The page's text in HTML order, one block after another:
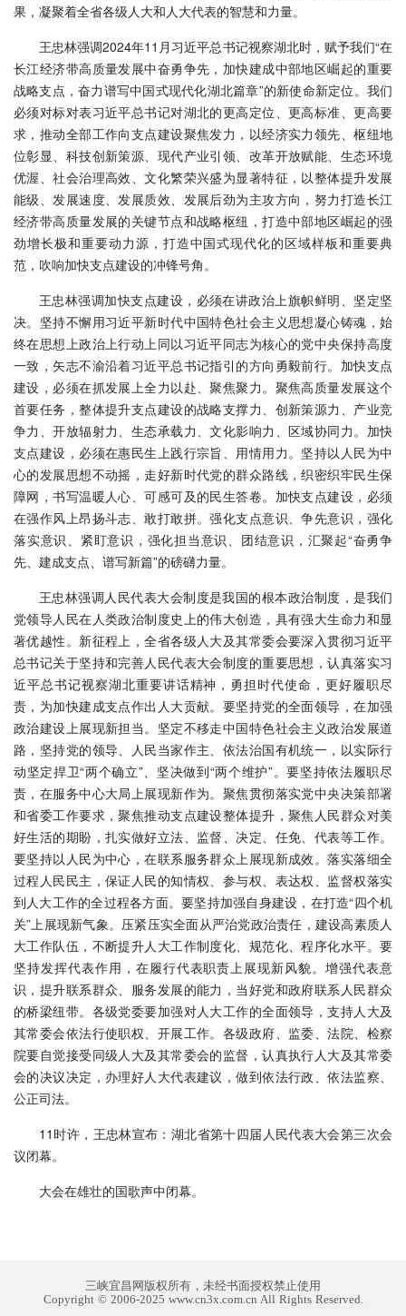
果，凝聚着全省各级人大和人大代表的智慧和力量。
王忠林强调2024年11月习近平总书记视察湖北时，赋予我们“在
长江经济带高质量发展中奋勇争先，加快建成中部地区崛起的重要
战略支点，奋力谱写中国式现代化湖北篇章”的新使命新定位。我们
必须对标对表习近平总书记对湖北的更高定位、更高标准、更高要
求，推动全部工作向支点建设聚焦发力，以经济实力领先、枢纽地
位彰显、科技创新策源、现代产业引领、改革开放赋能、生态环境
优渥、社会治理高效、文化繁荣兴盛为显著特征，以整体提升发展
能级、发展速度、发展质效、发展后劲为主攻方向，努力打造长江
经济带高质量发展的关键节点和战略枢纽，打造中部地区崛起的强
劲增长极和重要动力源，打造中国式现代化的区域样板和重要典
范，吹响加快支点建设的冲锋号角。
王忠林强调加快支点建设，必须在讲政治上旗帜鲜明、坚定坚
决。坚持不懈用习近平新时代中国特色社会主义思想凝心铸魂，始
终在思想上政治上行动上同以习近平同志为核心的党中央保持高度
一致，矢志不渝沿着习近平总书记指引的方向勇毅前行。加快支点
建设，必须在抓发展上全力以赴、聚焦聚力。聚焦高质量发展这个
首要任务，整体提升支点建设的战略支撑力、创新策源力、产业竞
争力、开放辐射力、生态承载力、文化影响力、区域协同力。加快
支点建设，必须在惠民生上践行宗旨、用情用力。坚持以人民为中
心的发展思想不动摇，走好新时代党的群众路线，织密织牢民生保
障网，书写温暖人心、可感可及的民生答卷。加快支点建设，必须
在强作风上昂扬斗志、敢打敢拼。强化支点意识、争先意识，强化
落实意识、紧盯意识，强化担当意识、团结意识，汇聚起“奋勇争
先、建成支点、谱写新篇”的磅礴力量。
王忠林强调 人民代表大会制度是我国的根本政治制度，是我们
党领导人民在人类政治制度史上的伟大创造，具有强大生命力和显
著优越性。新征程上，全省各级人大及其常委会要深入贯彻习近平
总书记关于坚持和完善人民代表大会制度的重要思想，认真落实习
近平总书记视察湖北重要讲话精神，勇担时代使命，更好履职尽
责，为加快建成支点作出人大贡献。要坚持党的全面领导，在加强
政治建设上展现新担当。坚定不移走中国特色社会主义政治发展道
路，坚持党的领导、人民当家作主、依法治国有机统一，以实际行
动坚定捍卫“两个确立”、坚决做到“两个维护”。要坚持依法履职尽
责，在服务中心大局上展现新作为。聚焦贯彻落实党中央决策部署
和省委工作要求，聚焦推动支点建设整体提升，聚焦人民群众对美
好生活的期盼，扎实做好立法、监督、决定、任免、代表等工作。
要坚持以人民为中心，在联系服务群众上展现新成效。落实落细全
过程人民民主，保证人民的知情权、参与权、表达权、监督权落实
到人大工作的全过程各方面。要坚持加强自身建设，在打造“四个机
关”上展现新气象。压紧压实全面从严治党政治责任，建设高素质人
大工作队伍，不断提升人大工作制度化、规范化、程序化水平。要
坚持发挥代表作用，在履行代表职责上展现新风貌。增强代表意
识，提升联系群众、服务发展的能力，当好党和政府联系人民群众
的桥梁纽带。各级党委要加强对人大工作的全面领导，支持人大及
其常委会依法行使职权、开展工作。各级政府、监委、法院、检察
院要自觉接受同级人大及其常委会的监督，认真执行人大及其常委
会的决议决定，办理好人大代表建议，做到依法行政、依法监察、
公正司法。
11时许，王忠林宣布：湖北省第十四届人民代表大会第三次会
议闭幕。
大会在雄壮的国歌声中闭幕。
三峡宜昌网版权所有，未经书面授权禁止使用
Copyright © 2006-2025 www.cn3x.com.cn All Rights Reserved.